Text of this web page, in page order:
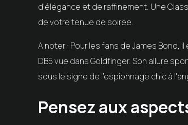
d'élégance et de raffinement. Une
de votre tenue de soirée.
A noter : Pour les fans de James Bond,
DB5 vue dans Goldfinger. Son allure
sous le signe de l'espionnage chic à
Pensez aux